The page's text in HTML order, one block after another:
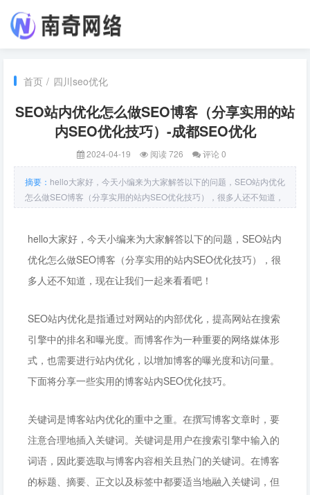
首页 / 四川seo优化
SEO站内优化怎么做SEO博客（分享实用的站
内SEO优化技巧）-成都SEO优化
2024-04-19 阅读 726 评论 0
摘要： hello大家好，今天小编来为大家解答以下的问题，SEO站内优化
怎么做SEO博客（分享实用的站内SEO优化技巧），很多人还不知道，
现在让我们一起来看看吧！SEO站内优化是指通过对网站的内部优化，
体形式，也需要进
hello大家好，今天小编来为大家解答以下的问题，SEO站内
优化怎么做SEO博客（分享实用的站内SEO优化技巧），很
多人还不知道，现在让我们一起来看看吧！
SEO站内优化是指通过对网站的内部优化，提高网站在搜索
引擎中的排名和曝光度。而博客作为一种重要的网络媒体形
式，也需要进行站内优化，以增加博客的曝光度和访问量。
下面将分享一些实用的博客站内SEO优化技巧。
关键词是博客站内优化的重中之重。在撰写博客文章时，要
注意合理地插入关键词。关键词是用户在搜索引擎中输入的
词语，因此要选取与博客内容相关且热门的关键词。在博客
的标题、摘要、正文以及标签中都要适当地融入关键词，但